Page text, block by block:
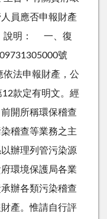
員應否申報財產
說明： 一、復
號
依法申報財產，公
款定有明文。經
開所稱環保稽查
稽查等業務之主
辦理列管污染源
環境保護局各業
辦各類污染稽查
產。惟請自行評